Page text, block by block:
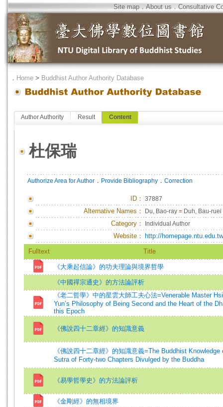
Site map．About us．Consultative
． Home > Buddhist Author Authority Database
Author Authority Result Content
杜保瑞
Authorize Area for Author ． Provide Bibliography ． Correction
ID ： 37887
Alternative Names： Du, Bao-ray = Duh, Bau-ruei
Category： Individual Author
Website： http://
Fulltext Title
《大乘起信論》的功夫理論與境界哲學
《中國禪宗通史》的方法論評析
《老二哲學》中的星雲大師工夫心法=Venerable Master
Yun’s Philosophy of Being Second and the Heart of the
this Epoch
《佛說四十二章經》的知識意義
《佛說四十二章經》的知識意義=The Buddhist Knowledge
Sutra of Forty-two Chapters Divulged by the Buddha
《易學哲學史》的方法論評析
《金剛經》的無相境界